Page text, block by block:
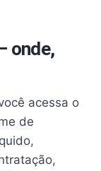
onde,
acessa o
de